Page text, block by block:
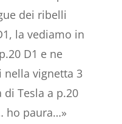
dei ribelli
la vediamo in
D1 e ne
nella vignetta 3
Tesla a p.20
ho paura…»